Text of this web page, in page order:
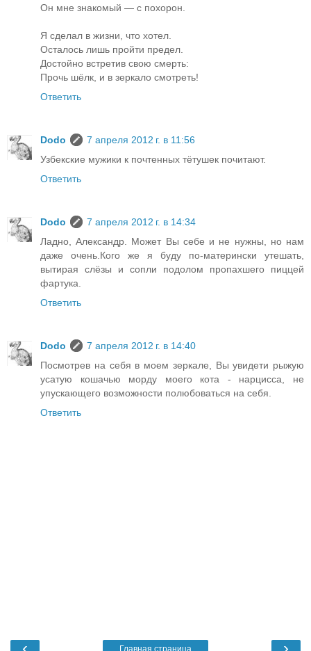
Он мне знакомый — с похорон.
Я сделал в жизни, что хотел.
Осталось лишь пройти предел.
Достойно встретив свою смерть:
Прочь шёлк, и в зеркало смотреть!
Ответить
Dodo
7 апреля 2012 г. в 11:56
Узбекские мужики к почтенных тётушек почитают.
Ответить
Dodo
7 апреля 2012 г. в 14:34
Ладно, Александр. Может Вы себе и не нужны, но нам
даже очень.Кого же я буду по-матерински утешать,
вытирая слёзы и сопли подолом пропахшего пиццей
фартука.
Ответить
Dodo
7 апреля 2012 г. в 14:40
Посмотрев на себя в моем зеркале, Вы увидети рыжую
усатую кошачью морду моего кота - нарцисса, не
упускающего возможности полюбоваться на себя.
Ответить